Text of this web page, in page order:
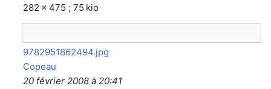
282 × 475 ; 75 kio
9782951862494.jpg
Copeau
20 février 2008 à 20:41